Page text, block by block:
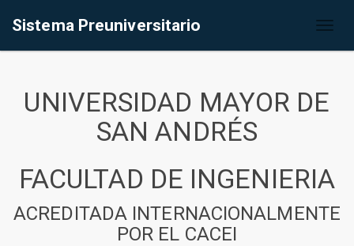
Sistema Preuniversitario
UNIVERSIDAD MAYOR DE
SAN ANDRÉS
FACULTAD DE INGENIERIA
ACREDITADA INTERNACIONALMENTE
POR EL CACEI